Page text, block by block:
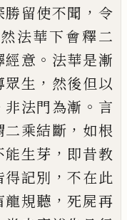
勝留使不聞 ， 令
然法華下會釋二
經意 。 法華是漸
眾生 ， 然後但以
非法門為漸 。 言
二乘結斷 ， 如根
能生芽 ， 即昔教
得記別 ，不在此
龍規聽 ，死屍再